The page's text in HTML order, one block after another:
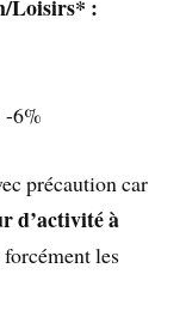
Loisirs* :
6%
précaution car
d’activité à
forcément les